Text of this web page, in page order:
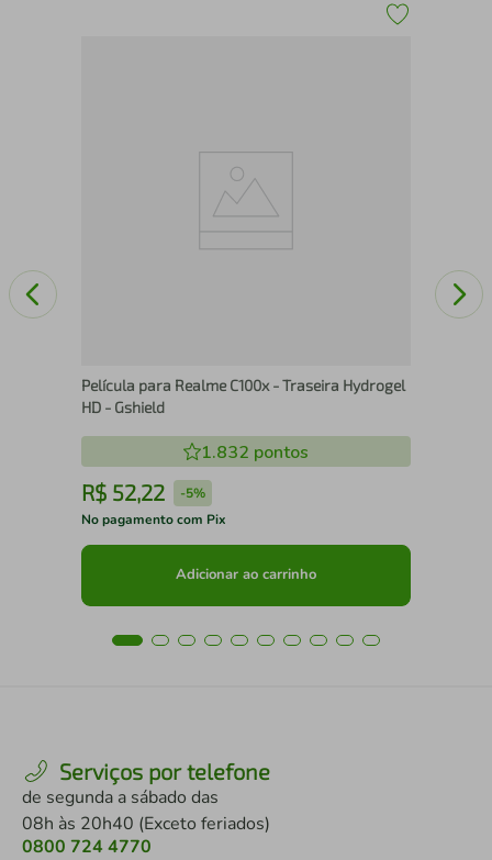
Película para Realme C100x - Traseira Hydrogel
HD - Gshield
1.832 pontos
R$ 52,22 -5%
No pagamento com Pix
Adicionar ao carrinho
Serviços por telefone
de segunda a sábado das
08h às 20h40 (Exceto feriados)
0800 724 4770